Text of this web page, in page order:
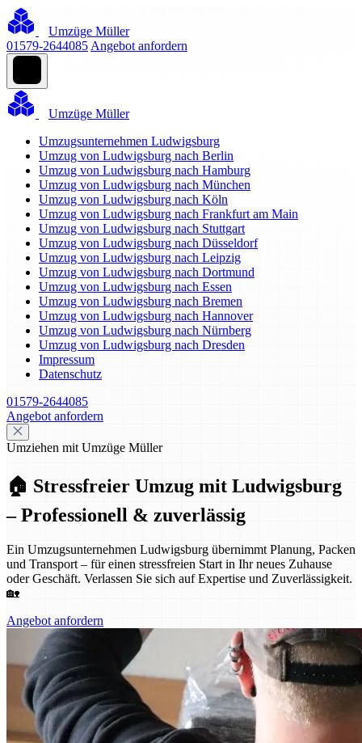
Umzüge Müller
01579-2644085 Angebot anfordern
Umzüge Müller
Umzugsunternehmen Ludwigsburg
Umzug von Ludwigsburg nach Berlin
Umzug von Ludwigsburg nach Hamburg
Umzug von Ludwigsburg nach München
Umzug von Ludwigsburg nach Köln
Umzug von Ludwigsburg nach Frankfurt am Main
Umzug von Ludwigsburg nach Stuttgart
Umzug von Ludwigsburg nach Düsseldorf
Umzug von Ludwigsburg nach Leipzig
Umzug von Ludwigsburg nach Dortmund
Umzug von Ludwigsburg nach Essen
Umzug von Ludwigsburg nach Bremen
Umzug von Ludwigsburg nach Hannover
Umzug von Ludwigsburg nach Nürnberg
Umzug von Ludwigsburg nach Dresden
Impressum
Datenschutz
01579-2644085
Angebot anfordern
Umziehen mit Umzüge Müller
🏠 Stressfreier Umzug mit Ludwigsburg
– Professionell & zuverlässig
Ein Umzugsunternehmen Ludwigsburg übernimmt Planung, Packen
und Transport – für einen stressfreien Start in Ihr neues Zuhause
oder Geschäft. Verlassen Sie sich auf Expertise und Zuverlässigkeit.
🏡
Angebot anfordern